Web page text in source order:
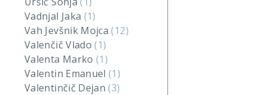
Vadnjal Jaka (1)
Vah Jevšnik Mojca(12)
Valenčič Vlado(1)
Valenta Marko(1)
Valentin Emanuel(1)
Valentinčič Dejan(3)